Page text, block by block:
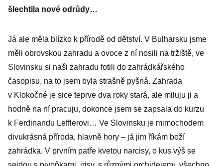
šlechtila nové odrůdy…
Já ale měla blízko k přírodě od dětství. V Bulharsku jsme
měli obrovskou zahradu a ovoce z ní nosili na tržiště, ve
Slovinsku si naši zahradu fotili do zahrádkářského
časopisu, na to jsem byla strašně pyšná. Zahrada
v Klokočné je sice teprve dva roky stará, ale miluju ji a
hodně na ní pracuju, dokonce jsem se zapsala do kurzu
k Ferdinandu Lefflerovi… Ve Slovinsku je mimochodem
divukrásná příroda, hlavně hory – já jim říkám boží
zahrádka. V prvním patře kvetou narcisy, o kus výš se